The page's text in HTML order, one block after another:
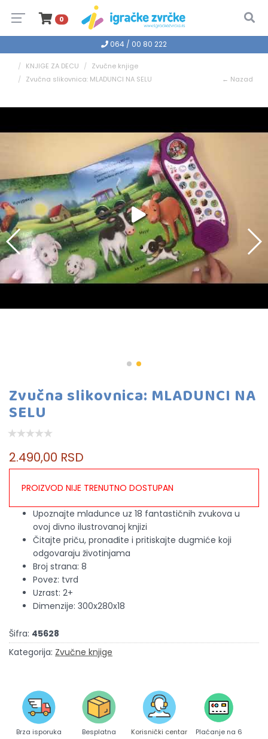
0
064 / 00 80 222
KNJIGE ZA DECU
Zvučne knjige
Zvučna slikovnica: MLADUNCI NA SELU
← Nazad
Zvučna slikovnica: MLADUNCI NA
SELU
2.490,00 RSD
PROIZVOD NIJE TRENUTNO DOSTUPAN
Upoznajte mladunce uz 18 fantastičnih zvukova u
ovoj divno ilustrovanoj knjizi
Čitajte priču, pronađite i pritiskajte dugmiće koji
odgovaraju životinjama
Broj strana: 8
Povez: tvrd
Uzrast: 2+
Dimenzije: 300x280x18
Šifra: 45628
Kategorija: Zvučne knjige
Brza isporuka
Besplatna
Korisnički centar
Plaćanje na 6